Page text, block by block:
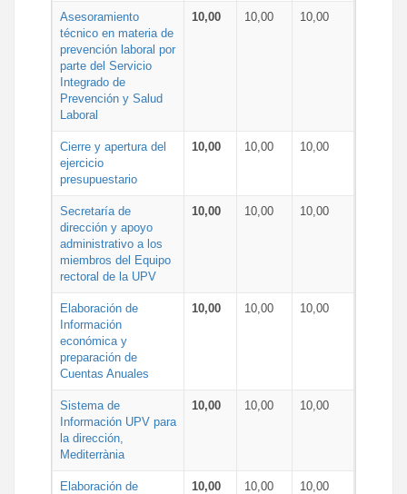
Asesoramiento
técnico en materia de
prevención laboral por
parte del Servicio
Integrado de
Prevención y Salud
Laboral
10,00 10,00 10,00
Cierre y apertura del
ejercicio
presupuestario
10,00 10,00 10,00
Secretaría de
dirección y apoyo
administrativo a los
miembros del Equipo
rectoral de la UPV
10,00 10,00 10,00
Elaboración de
Información
económica y
preparación de
Cuentas Anuales
10,00 10,00 10,00
Sistema de
Información UPV para
la dirección,
Mediterrània
10,00 10,00 10,00
Elaboración de
10,00 10,00 10,00